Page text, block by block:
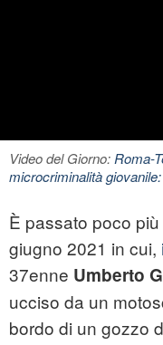
Video del Giorno:Roma-
microcriminalità
È passato poco
giugno 2021 in cui,
37enne Umberto
ucciso da un
bordo di un gozzo